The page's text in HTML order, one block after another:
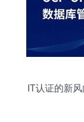
IT认证的新